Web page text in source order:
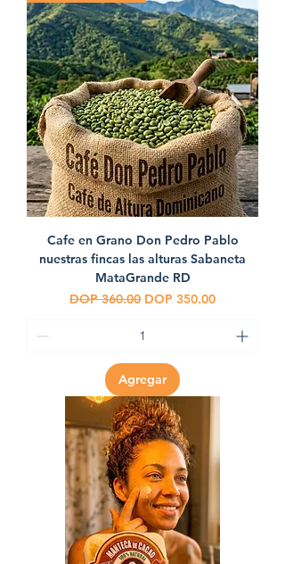
Cafe en Grano Don Pedro Pablo
nuestras fincas las alturas Sabaneta
MataGrande RD
Precio
DOP 360.00 Precio de oferta
DOP 350.00
Agregar